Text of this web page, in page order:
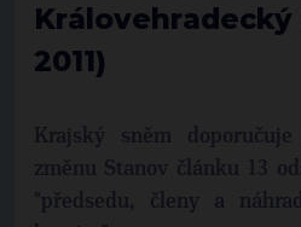
Královehradecký
2011)
Krajský sněm
změnu Stanov článku 13
"předsedu, členy a